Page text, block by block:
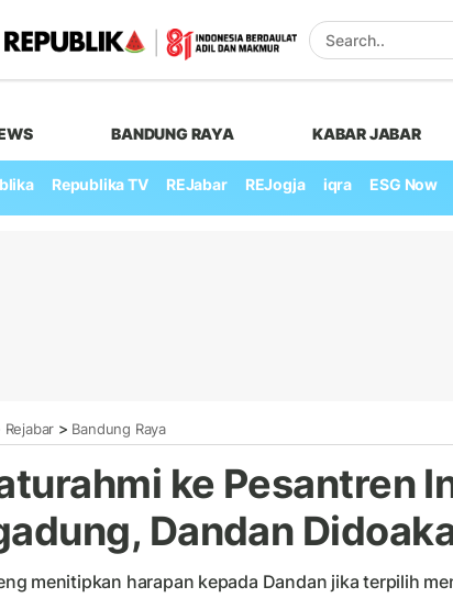
BANDUNG RAYA KABAR JABAR
Republika TV REJabar REJogja iqra ESG Now
Rejabar > Bandung Raya
ke Pesantren
Dandan
menitipkan harapan kepada Dandan jika terpilih